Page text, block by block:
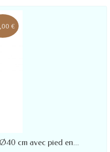
€
cm avec pied en...